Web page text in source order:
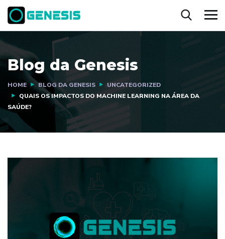
Blog da Genesis
HOME BLOG DA GENESIS
UNCATEGORIZED
QUAIS OS IMPACTOS DO MACHINE LEARNING NA ÁREA DA
SAÚDE?